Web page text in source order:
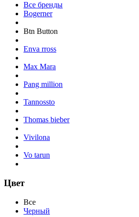
Все бренды
Bogerner
Btn Button
Enva rross
Max Mara
Pang million
Tannossto
Thomas bieber
Vivilona
Vo tarun
Цвет
Все
Черный